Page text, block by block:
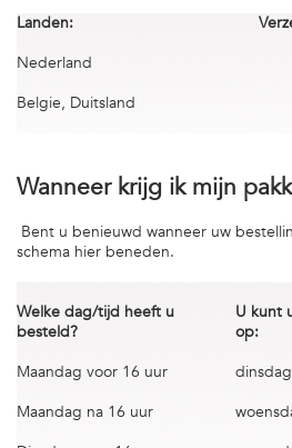
Landen:
Nederland
Belgie, Duitsland
Wanneer krijg ik mijn
Bent u benieuwd wanneer uw
schema hier beneden.
Welke dag/tijd heeft u
besteld?
U kunt
op:
Maandag voor 16 uur
Maandag na 16 uur